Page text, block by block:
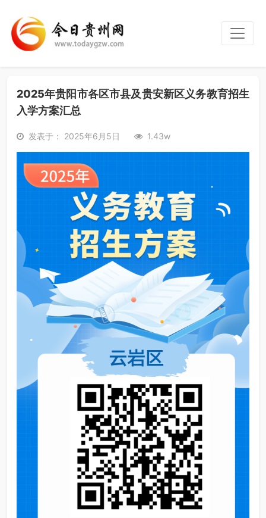
2025年贵阳市各区市县及贵安新区义务教育招生
入学方案汇总
发表于： 2025年6月5日 1.43w